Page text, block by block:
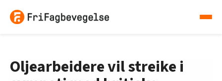
Oljearbeidere vil streike i